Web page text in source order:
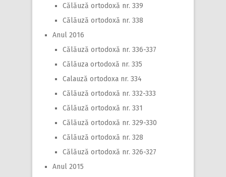
Călăuză ortodoxă nr. 339
Călăuză ortodoxă nr. 338
Anul 2016
Călăuză ortodoxă nr. 336-337
Călăuza ortodoxă nr. 335
Calauză ortodoxa nr. 334
Călăuză ortodoxă nr. 332-333
Călăuză ortodoxă nr. 331
Călăuză ortodoxă nr. 329-330
Călăuză ortodoxă nr. 328
Călăuză ortodoxă nr. 326-327
Anul 2015